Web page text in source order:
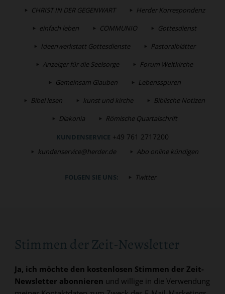
CHRIST IN DER GEGENWART
Herder Korrespondenz
einfach leben
COMMUNIO
Gottesdienst
Ideenwerkstatt Gottesdienste
Pastoralblätter
Anzeiger für die Seelsorge
Forum Weltkirche
Gemeinsam Glauben
Lebensspuren
Bibel lesen
kunst und kirche
Biblische Notizen
Diakonia
Römische Quartalschrift
KUNDENSERVICE +49 761 2717200
kundenservice@herder.de Abo online kündigen
FOLGEN SIE UNS: Twitter
Stimmen der Zeit-Newsletter
Ja, ich möchte den kostenlosen Stimmen der Zeit-
Newsletter abonnieren und willige in die Verwendung